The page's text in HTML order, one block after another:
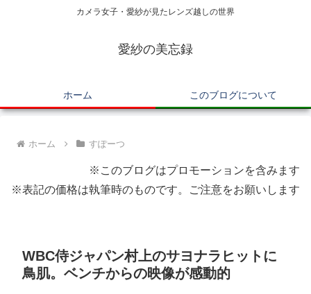
カメラ女子・愛紗が見たレンズ越しの世界
愛紗の美忘録
ホーム このブログについて
ホーム すぽーつ
※このブログはプロモーションを含みます
※表記の価格は執筆時のものです。ご注意をお願いします
WBC侍ジャパン村上のサヨナラヒットに
鳥肌。ベンチからの映像が感動的